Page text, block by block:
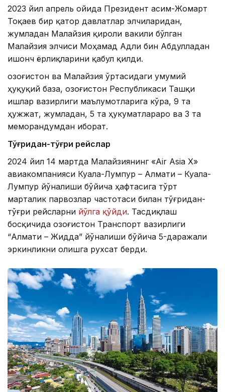
2023 йил апрель ойида Президент Қасим-Жомарт
Тоқаев бир қатор давлатлар элчиларидан,
жумладан Малайзия қироли вакили бўлган
Малайзия элчиси Моҳамад Адли бин Абдулладан
ишонч ёрлиқларини қабул қилди.
Қозоғистон ва Малайзия ўртасидаги умумий
ҳуқуқий база, Қозоғистон Республикаси Ташқи
ишлар вазирлиги маълумотларига кўра, 9 та
ҳужжат, жумладан, 5 та ҳукуматлараро ва 3 та
меморандумдан иборат.
Тўғридан-тўғри рейслар
2024 йил 14 мартда Малайзиянинг «Air Asia X»
авиакомпанияси Куала-Лумпур – Алмати – Куала-
Лумпур йўналиши бўйича ҳафтасига тўрт
марталик парвозлар частотаси билан тўғридан-
тўғри рейсларни йўлга қўйди. Тасдиқлаш
босқичида Қозоғистон Транспорт вазирлиги
“Алмати – Жидда” йўналиши бўйича 5-даражали
эркинликни олишга рухсат берди.